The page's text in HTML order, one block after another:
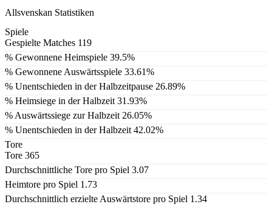
Allsvenskan Statistiken
Spiele
Gespielte Matches 119
% Gewonnene Heimspiele 39.5%
% Gewonnene Auswärtsspiele 33.61%
% Unentschieden in der Halbzeitpause 26.89%
% Heimsiege in der Halbzeit 31.93%
% Auswärtssiege zur Halbzeit 26.05%
% Unentschieden in der Halbzeit 42.02%
Tore
Tore 365
Durchschnittliche Tore pro Spiel 3.07
Heimtore pro Spiel 1.73
Durchschnittlich erzielte Auswärtstore pro Spiel 1.34